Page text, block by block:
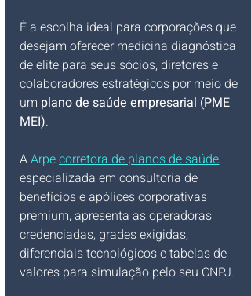
É a escolha ideal para corporações que
desejam oferecer medicina diagnóstica
de elite para seus sócios, diretores e
colaboradores estratégicos por meio de
um plano de saúde empresarial (PME
MEI).
A Arpe corretora de planos de saúde,
especializada em consultoria de
benefícios e apólices corporativas
premium, apresenta as operadoras
credenciadas, grades exigidas,
diferenciais tecnológicos e tabelas de
valores para simulação pelo seu CNPJ.